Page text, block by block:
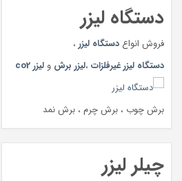
دستگاه لیزر
فروش انواع دستگاه لیزر ،
دستگاه لیزر غیرفلزات ،لیزر برش و لیزر co2
برش چوب ، برش چرم ، برش نمد
چیلر لیزر